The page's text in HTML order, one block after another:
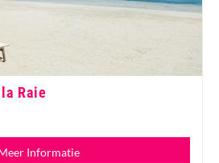
Raie
Informatie